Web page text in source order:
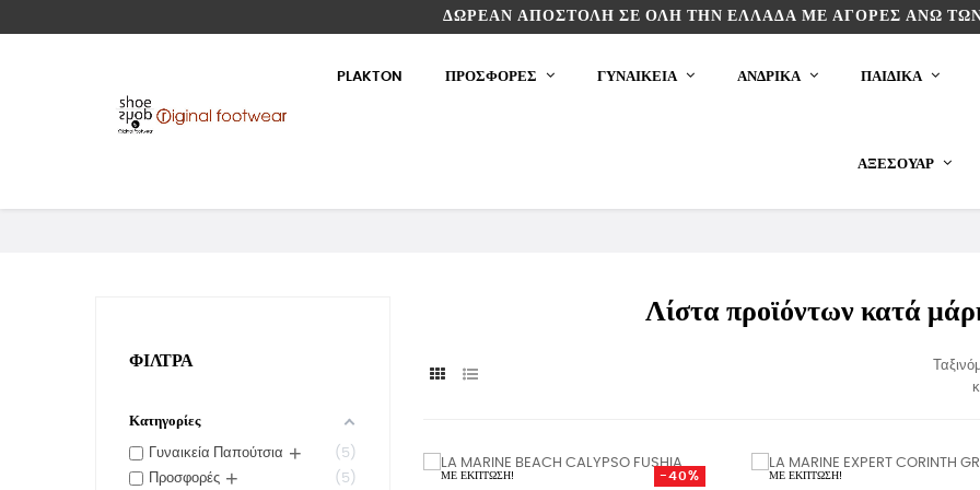
ΔΩΡΕΆΝ ΑΠΟΣΤΟΛΉ ΣΕ ΌΛΗ ΤΗΝ ΕΛΛΆΔΑ ΜΕ ΑΓΟΡΈΣ ΆΝΩ
PLAKTON ΠΡΟΣΦΟΡΕΣ ΓΥΝΑΙΚΕΙΑ ΑΝΔΡΙΚΑ ΠΑΙΔΙΚΆ
ΑΞΕΣΟΥΆΡ
ΦΊΛΤΡΑ
Κατηγορίες
Γυναικεία Παπούτσια +
5
Προσφορές + 5
Λίστα προϊόντων κατά
ΜΕ ΈΚΠΤΩΣΗ! -40% ΜΕ ΈΚΠΤΩΣΗ!